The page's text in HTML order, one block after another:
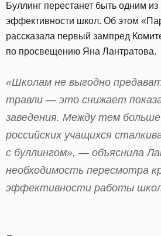
Буллинг перестанет быть одним из
эффективности школ. Об этом
рассказала первый зампред
по просвещению Яна Лантратова.
«Школам не выгодно
травли — это снижает
заведения. Между тем
российских учащихся
с буллингом», — объяснила
необходимость пересмотра
эффективности работы